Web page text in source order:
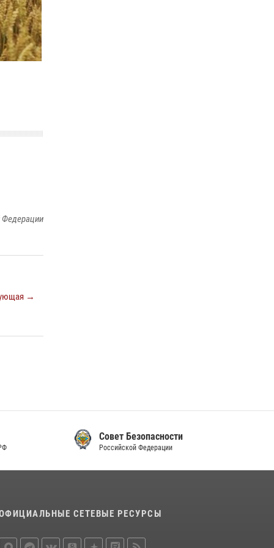
Федерации
→
Совет Безопасности
Российской Федерации
СЕТЕВЫЕ РЕСУРСЫ